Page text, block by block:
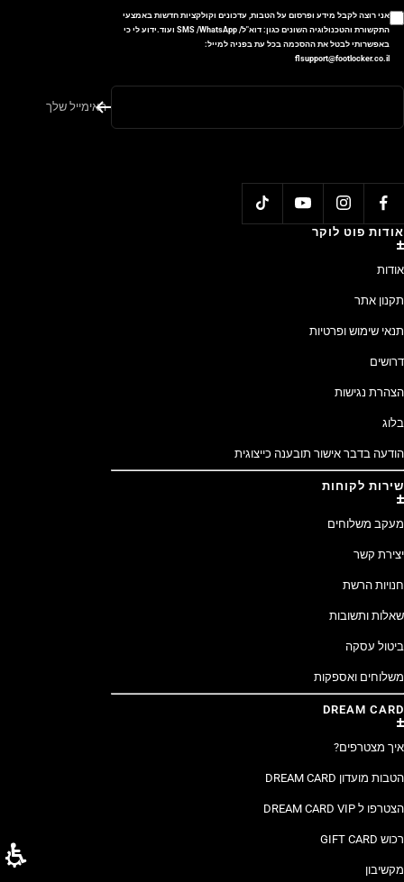
אני רוצה לקבל מידע ופרסום על הטבות, עדכונים וקולקציות חדשות באמצעי
התקשורת והטכנולוגיה השונים כגון: דוא"ל/ SMS /WhatsApp ועוד.ידוע לי כי
באפשרותי לבטל את ההסכמה בכל עת בפניה למייל:
flsupport@footlocker.co.il
האימייל שלך
אודות פוט לוקר
אודות
תקנון אתר
תנאי שימוש ופרטיות
דרושים
הצהרת נגישות
בלוג
הודעה בדבר אישור תובענה כייצוגית
שירות לקוחות
מעקב משלוחים
יצירת קשר
חנויות הרשת
שאלות ותשובות
ביטול עסקה
משלוחים ואספקות
DREAM CARD
איך מצטרפים?
הטבות מועדון DREAM CARD
הצטרפו ל DREAM CARD VIP
רכוש GIFT CARD
מקשיבון